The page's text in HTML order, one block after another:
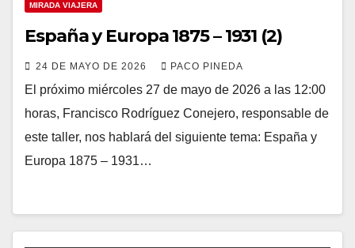
MIRADA VIAJERA
España y Europa 1875 – 1931 (2)
24 DE MAYO DE 2026 PACO PINEDA
El próximo miércoles 27 de mayo de 2026 a las 12:00
horas, Francisco Rodríguez Conejero, responsable de
este taller, nos hablará del siguiente tema: España y
Europa 1875 – 1931…